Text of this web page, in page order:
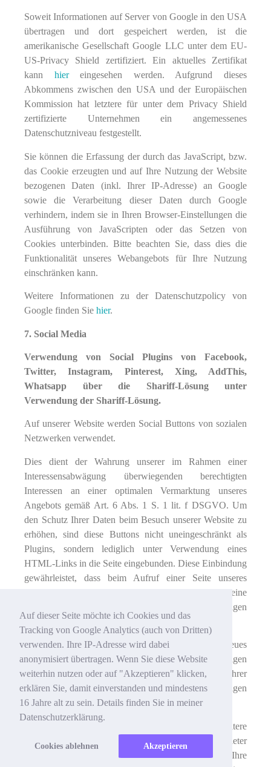
Auf dieser Seite möchte ich Cookies und das
Tracking von Google Analytics (auch von Dritten)
verwenden. Ihre IP-Adresse wird dabei
anonymisiert übertragen. Wenn Sie diese Website
weiterhin nutzen oder auf "Akzeptieren" klicken,
erklären Sie, damit einverstanden und mindestens
16 Jahre alt zu sein. Details finden Sie in meiner
Datenschutzerklärung.
Cookies ablehnen Akzeptieren
Soweit Informationen auf Server von Google in den USA
übertragen und dort gespeichert werden, ist die
amerikanische Gesellschaft Google LLC unter dem EU-
US-Privacy Shield zertifiziert. Ein aktuelles Zertifikat
kann hiereingesehen werden. Aufgrund dieses
Abkommens zwischen den USA und der Europäischen
Kommission hat letztere für unter dem Privacy Shield
zertifizierte Unternehmen ein angemessenes
Datenschutzniveau festgestellt.
Sie können die Erfassung der durch das JavaScript, bzw.
das Cookie erzeugten und auf Ihre Nutzung der Website
bezogenen Daten (inkl. Ihrer IP-Adresse) an Google
sowie die Verarbeitung dieser Daten durch Google
verhindern, indem sie in Ihren Browser-Einstellungen die
Ausführung von JavaScripten oder das Setzen von
Cookies unterbinden. Bitte beachten Sie, dass dies die
Funktionalität unseres Webangebots für Ihre Nutzung
einschränken kann.
Weitere Informationen zu der Datenschutzpolicy von
Google finden Sie hier.
7. Social Media
Verwendung von Social Plugins von Facebook,
Twitter, Instagram, Pinterest, Xing, AddThis,
Whatsapp über die Shariff-Lösung unter
Verwendung der Shariff-Lösung.
Auf unserer Website werden Social Buttons von sozialen
Netzwerken verwendet.
Dies dient der Wahrung unserer im Rahmen einer
Interessensabwägung überwiegenden berechtigten
Interessen an einer optimalen Vermarktung unseres
Angebots gemäß Art. 6 Abs. 1 S. 1 lit. f DSGVO. Um
den Schutz Ihrer Daten beim Besuch unserer Website zu
erhöhen, sind diese Buttons nicht uneingeschränkt als
Plugins, sondern lediglich unter Verwendung eines
HTML-Links in die Seite eingebunden. Diese Einbindung
gewährleistet, dass beim Aufruf einer Seite unseres
Webauftritts, die solche Buttons enthält, noch keine
Verbindung mit den Servern des Anbieters des jeweiligen
sozialen Netzwerks hergestellt wird.
Klicken Sie auf einen der Buttons, öffnet sich ein neues
Fenster Ihres Browsers und ruft die Seite des jeweiligen
Diensteanbieters auf, auf der Sie (ggf. nach Eingabe Ihrer
Login-Daten) z.B. den Like- oder Share-Button betätigen
können.
Zweck und Umfang der Datenerhebung und die weitere
Verarbeitung und Nutzung der Daten durch die Anbieter
auf deren Seiten sowie eine Kontaktmöglichkeit und Ihre